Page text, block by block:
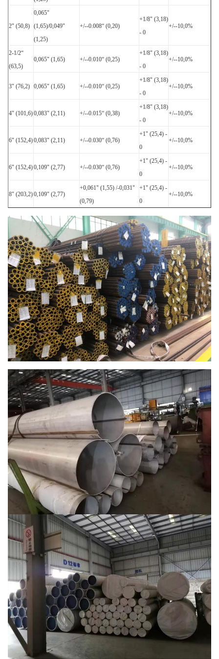
2" (50,8)
0,065"
(1,65)/0,049"
(1,25)
+/--0.008“ (0,20)
+1/8" (3,18)
- 0
+/--10,0%
2-1/2“
(63,5)
0,065" (1,65) +/--0.010“ (0,25)
+1/8" (3,18)
- 0
+/--10,0%
3" (76,2) 0,065" (1,65) +/--0.010“ (0,25)
+1/8" (3,18)
- 0
+/--10,0%
4" (101,6)0,083" (2,11) +/--0.015“ (0,38)
+1/8" (3,18)
- 0
+/--10,0%
6" (152,4)0,083" (2,11) +/--0.030“ (0,76)
+1" (25,4) -
0
+/--10,0%
6" (152,4)0,109" (2,77) +/--0.030“ (0,76)
+1" (25,4) -
0
+/--10,0%
8" (203,2)0,109" (2,77)
+0,061" (1,55) /-0,031"
(0,79)
+1" (25,4) -
0
+/--10,0%